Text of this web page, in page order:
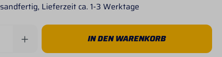
Lieferzeit ca. 1-3 Werktage
Anzahl: Gib den gewünschten Wert
IN DEN WARENKORB